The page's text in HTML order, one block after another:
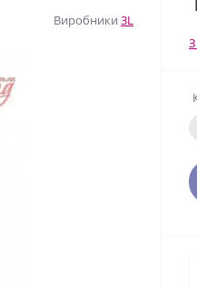
Виробники 3L